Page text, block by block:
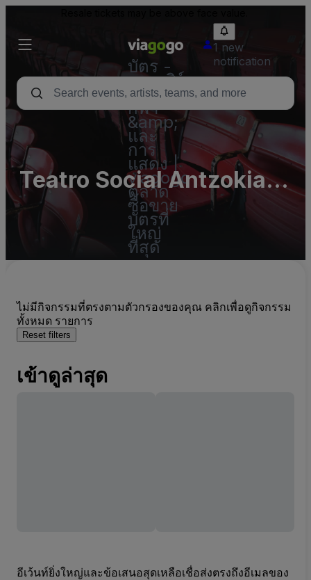
บัตร -
คอนเสิร์ต
บัตร
กีฬา
&amp;
และ
การ
แสดง |
viagogo
ตลาด
ซื้อขาย
บัตรที่
ใหญ่
ที่สุด
1 new
notification
Teatro Social Antzokia
Basauri
ไม่มีกิจกรรมที่ตรงตามตัวกรองของคุณ คลิกเพื่อดูกิจกรรม
ทั้งหมด รายการ
Reset filters
เข้าดูล่าสุด
อีเว้นท์ยิ่งใหญ่และข้อเสนอสุดเหลือเชื่อส่งตรงถึงอีเมลของ